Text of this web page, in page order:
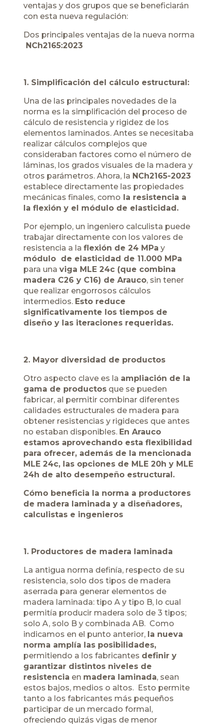
ventajas y dos grupos que se beneficiarán
con esta nueva regulación:
Dos principales ventajas de la nueva norma
NCh2165:2023
1. Simplificación del cálculo estructural:
Una de las principales novedades de la
norma es la simplificación del proceso de
cálculo de resistencia y rigidez de los
elementos laminados. Antes se necesitaba
realizar cálculos complejos que
consideraban factores como el número de
láminas, los grados visuales de la madera y
otros parámetros. Ahora, la NCh2165-2023
establece directamente las propiedades
mecánicas finales, como la resistencia a
la flexión y el módulo de elasticidad.
Por ejemplo, un ingeniero calculista puede
trabajar directamente con los valores de
resistencia a la flexión de 24 MPa y
módulo de elasticidad de 11.000 MPa
para una viga MLE 24c (que combina
madera C26 y C16) de Arauco, sin tener
que realizar engorrosos cálculos
intermedios. Esto reduce
significativamente los tiempos de
diseño y las iteraciones requeridas.
2. Mayor diversidad de productos
Otro aspecto clave es la ampliación de la
gama de productos que se pueden
fabricar, al permitir combinar diferentes
calidades estructurales de madera para
obtener resistencias y rigideces que antes
no estaban disponibles. En Arauco
estamos aprovechando esta flexibilidad
para ofrecer, además de la mencionada
MLE 24c, las opciones de MLE 20h y MLE
24h de alto desempeño estructural.
Cómo beneficia la norma a productores
de madera laminada y a diseñadores,
calculistas e ingenieros
1. Productores de madera laminada
La antigua norma definía, respecto de su
resistencia, solo dos tipos de madera
aserrada para generar elementos de
madera laminada: tipo A y tipo B, lo cual
permitía producir madera solo de 3 tipos;
solo A, solo B y combinada AB. Como
indicamos en el punto anterior, la nueva
norma amplía las posibilidades,
permitiendo a los fabricantes definir y
garantizar distintos niveles de
resistencia en madera laminada, sean
estos bajos, medios o altos. Esto permite
tanto a los fabricantes más pequeños
participar de un mercado formal,
ofreciendo quizás vigas de menor